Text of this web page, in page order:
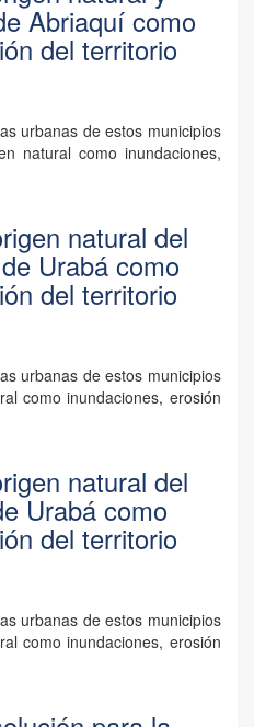
Abriaquí como
del territorio
urbanas de estos municipios
natural como inundaciones,
natural del
Urabá como
del territorio
urbanas de estos municipios
como inundaciones, erosión
natural del
Urabá como
del territorio
urbanas de estos municipios
como inundaciones, erosión